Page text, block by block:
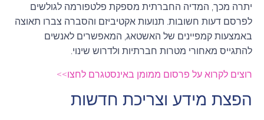
יתרה מכך, המדיה החברתית מספקת פלטפורמה לגולשים
לפרסם דעות חשובות. תנועות אקטיביזם והסברה צברו תאוצה
באמצעות קמפיינים של האשטאג, המאפשרים לאנשים
להתגייס מאחורי מטרות חברתיות ולדרוש שינוי.
רוצים לקרוא על פרסום ממומן באינסטגרם לחצו>>
הפצת מידע וצריכת חדשות